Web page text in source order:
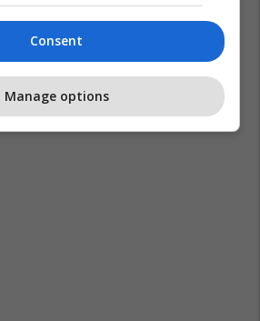
Gjorge Ivanov
Consent
Manage options